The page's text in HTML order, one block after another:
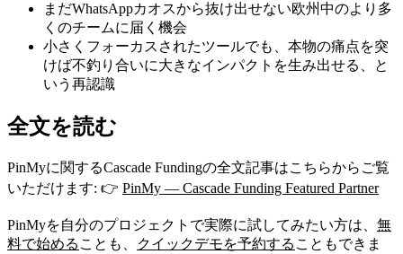
まだWhatsAppカオスから抜け出せない欧州中のより多
くのチームに届く機会
小さくフォーカスされたツールでも、本物の痛点を突
けば不釣り合いに大きなインパクトを生み出せる、と
いう再認識
全文を読む
PinMyに関するCascade Fundingの全文記事はこちらからご覧
いただけます: 👉 PinMy — Cascade Funding Featured Partner
PinMyを自分のプロジェクトで実際に試してみたい方は、 無
料で始める ことも、 クイックデモを予約する こともできま